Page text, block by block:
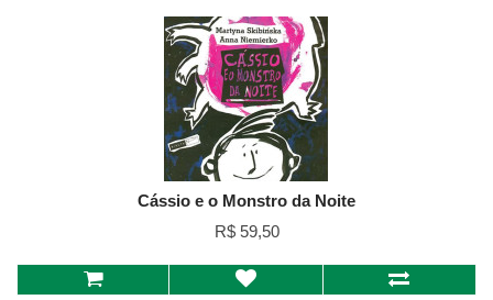
Cássio e o Monstro da Noite
R$ 59,50